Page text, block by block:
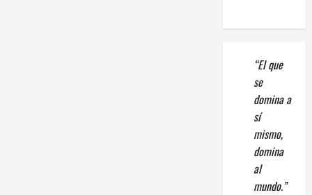
“El que
se
domina a
sí
mismo,
domina
al
mundo.”